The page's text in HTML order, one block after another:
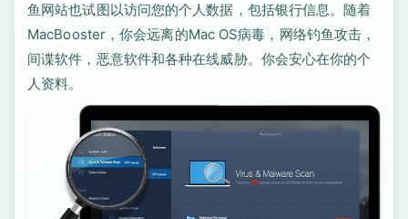
鱼网站也试图以访问您的个人数据，包括银行信息。随着
MacBooster，你会远离的Mac OS病毒，网络钓鱼攻击，
间谍软件，恶意软件和各种在线威胁。你会安心在你的个
人资料。